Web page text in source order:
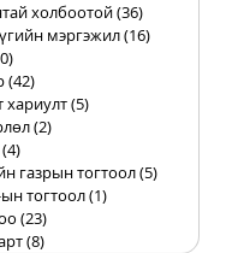
холбоотой(36)
мэргэжил(16)
(42)
хариулт(5)
(2)
(4)
газрын тогтоол(5)
тогтоол(1)
(23)
(8)